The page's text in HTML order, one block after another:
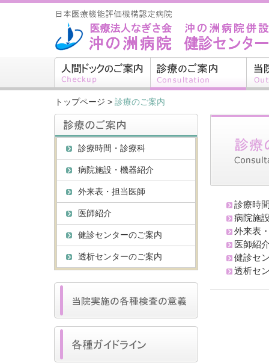
トップページ > 診療のご案内
診療時
病院施
外来表
医師紹
健診セ
透析セ
診療時間・診療科
病院施設・機器紹介
外来表・担当医師
医師紹介
健診センターのご案内
透析センターのご案内